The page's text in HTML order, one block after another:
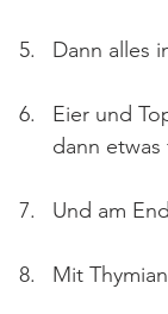
Dann alles
Eier und
dann etwas
Und am
Mit